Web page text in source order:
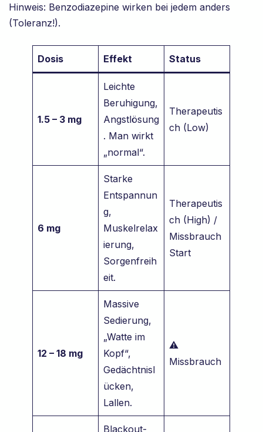
Hinweis: Benzodiazepine wirken bei jedem anders
(Toleranz!).
Dosis Effekt Status
1.5 – 3 mg
Leichte
Beruhigung,
Angstlösung
. Man wirkt
„normal“.
Therapeutis
ch (Low)
6 mg
Starke
Entspannun
g,
Muskelrelax
ierung,
Sorgenfreih
eit.
Therapeutis
ch (High) /
Missbrauch
Start
12 – 18 mg
Massive
Sedierung,
„Watte im
Kopf“,
Gedächtnisl
ücken,
Lallen.
⚠️
Missbrauch
Blackout-